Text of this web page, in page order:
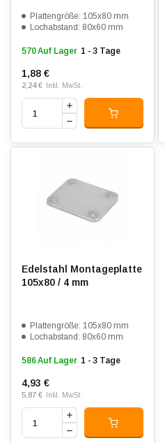
Plattengröße: 105x80 mm
Lochabstand: 80x60 mm
570 Auf Lager 1 - 3 Tage
1,88 €
2,24 € Inkl. MwSt.
Edelstahl Montageplatte
105x80 / 4 mm
Plattengröße: 105x80 mm
Lochabstand: 80x60 mm
586 Auf Lager 1 - 3 Tage
4,93 €
5,87 € Inkl. MwSt.